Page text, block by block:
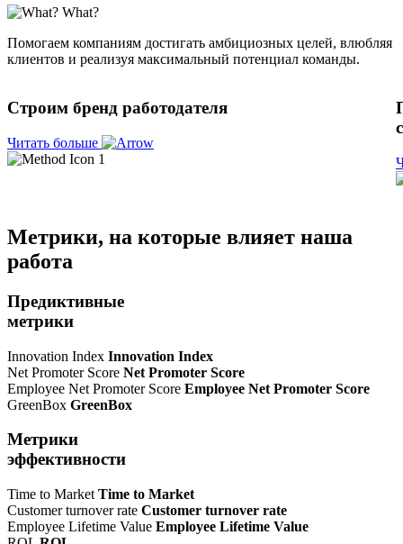
What?
Помогаем компаниям достигать амбициозных целей, влюбляя
клиентов и реализуя максимальный потенциал команды.
Строим бренд работодателя
Читать больше
Метрики, на которые влияет наша
работа
Предиктивные
метрики
Innovation Index Innovation Index
Net Promoter Score Net Promoter Score
Employee Net Promoter Score Employee Net Promoter Score
GreenBox GreenBox
Метрики
эффективности
Time to Market Time to Market
Customer turnover rate Customer turnover rate
Employee Lifetime Value Employee Lifetime Value